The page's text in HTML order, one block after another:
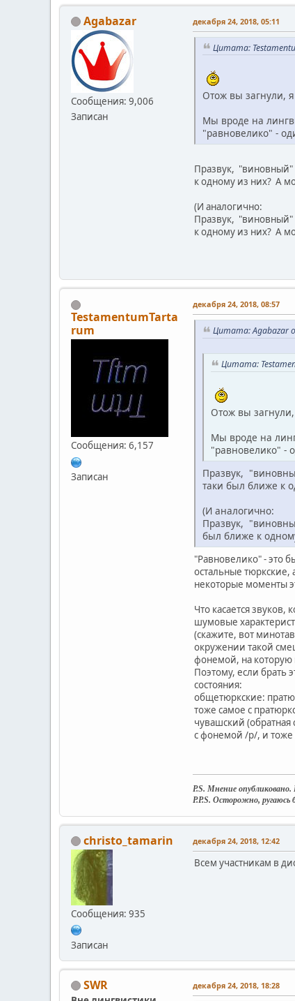
Agabazar
Сообщения: 9,006
Записан
декабря 24, 2018, 05:11
Цитата:
Отож вы загнули,
Мы вроде на
"равновелико" -
Празвук, "виновный"
к одному из них? А
(И аналогично:
Празвук, "виновный"
к одному из них? А
TestamentumTarta
rum
Сообщения: 6,157
Записан
декабря 24, 2018, 08:57
Цитата: Agabazar
Цитата:
Отож вы
Мы вроде на
"равновелико" -
Празвук,
таки был ближе к
(И аналогично:
Празвук,
был ближе к
"Равновелико" - это
остальные
некоторые моменты
Что касается
шумовые
(скажите, вот
окружении такой
фонемой, на которую
Поэтому, если брать
состояния:
общетюркские:
тоже самое с
чувашский (обратная
с фонемой /р/, и тоже
P.S. Мнение
P.P.S. Осторожно,
christo_tamarin
Сообщения: 935
Записан
декабря 24, 2018, 12:42
Всем участникам в
SWR декабря 24, 2018, 18:28